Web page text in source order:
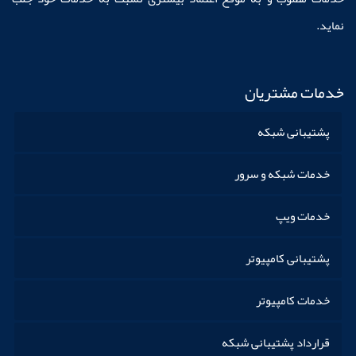
نماید.
خدمات مشتریان
پشتیبانی شبکه
خدمات شبکه و سرور
خدمات ویپ
پشتیبانی کامپیوتر
خدمات کامپیوتر
قرارداد پشتیبانی شبکه